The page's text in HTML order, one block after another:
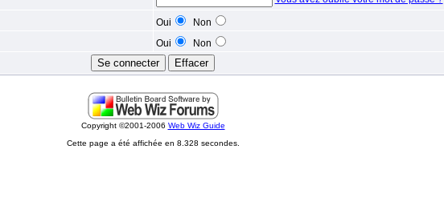
Oui
Non
Oui Non
Copyright ©2001-2006 Web Wiz Guide
Cette page a été affichée en 8.328 secondes.